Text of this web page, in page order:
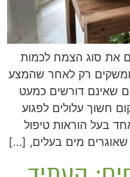
את סוג הצמח לכמות
רק לאחר שהמצע
שאינם דורשים כמעט
חשוך עלולים לפגוע
בעל הוראות טיפול
מים בעלים, […]